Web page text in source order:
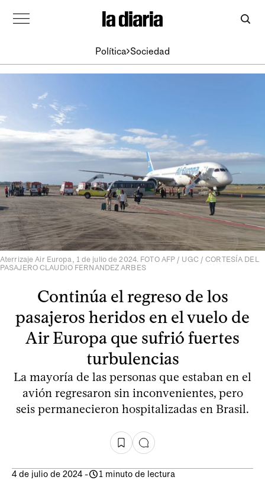
Política Sociedad
Aterrizaje Air Europa, 1 de julio de 2024. FOTO AFP / UGC / CORTESÍA DEL
PASAJERO CLAUDIO FERNANDEZ ARBES
Continúa el regreso de los
pasajeros heridos en el vuelo de
Air Europa que sufrió fuertes
turbulencias
La mayoría de las personas que estaban en el
avión regresaron sin inconvenientes, pero
seis permanecieron hospitalizadas en Brasil.
4 de julio de 2024 - 1 minuto de lectura